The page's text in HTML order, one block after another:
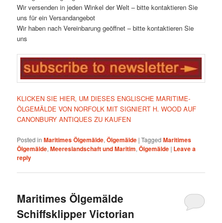
Wir versenden in jeden Winkel der Welt – bitte kontaktieren Sie
uns für ein Versandangebot
Wir haben nach Vereinbarung geöffnet – bitte kontaktieren Sie
uns
KLICKEN SIE HIER, UM DIESES ENGLISCHE MARITIME-
ÖLGEMÄLDE VON NORFOLK MIT SIGNIERT H. WOOD AUF
CANONBURY ANTIQUES ZU KAUFEN
Posted in Maritimes Ölgemälde,Ölgemälde |Tagged Maritimes
Ölgemälde,Meereslandschaft und Maritim,Ölgemälde | Leave a
reply
Maritimes Ölgemälde
Schiffsklipper Victorian